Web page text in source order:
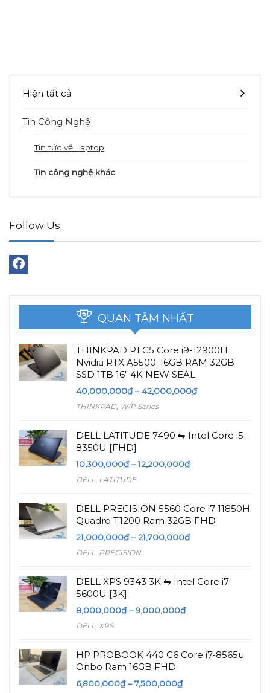
Hiện tất cả
Tin Công Nghệ
Tin tức về Laptop
Tin công nghệ khác
Follow Us
QUAN TÂM NHẤT
THINKPAD P1 G5 Core i9-12900H
Nvidia RTX A5500-16GB RAM 32GB
SSD 1TB 16″ 4K NEW SEAL
40,000,000₫–42,000,000₫
THINKPAD, W/P Series
DELL LATITUDE 7490 ⇋ Intel Core i5-
8350U [FHD]
10,300,000₫–12,200,000₫
DELL LATITUDE
DELL PRECISION 5560 Core i7 11850H
Quadro T1200 Ram 32GB FHD
21,000,000₫– 21,700,000₫
DELL PRECISION
DELL XPS 9343 3K ⇋ Intel Core i7-
5600U [3K]
8,000,000₫–9,000,000₫
DELL XPS
HP PROBOOK 440 G6 Core i7-8565u
Onbo Ram 16GB FHD
6,800,000₫–7,500,000₫